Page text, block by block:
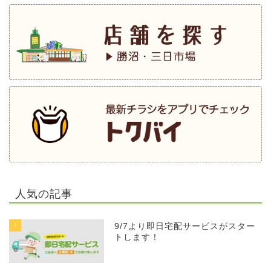
人気の記事
1
9/7より即日宅配サービスがスター
トします！